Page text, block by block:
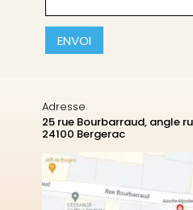
CAPTCHA
Adresse
25 rue Bourbarraud, angle
24100 Bergerac